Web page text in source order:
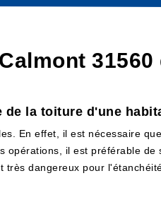
31560
la toiture d'une
En effet, il est nécessaire
il est préférable
dangereux pour